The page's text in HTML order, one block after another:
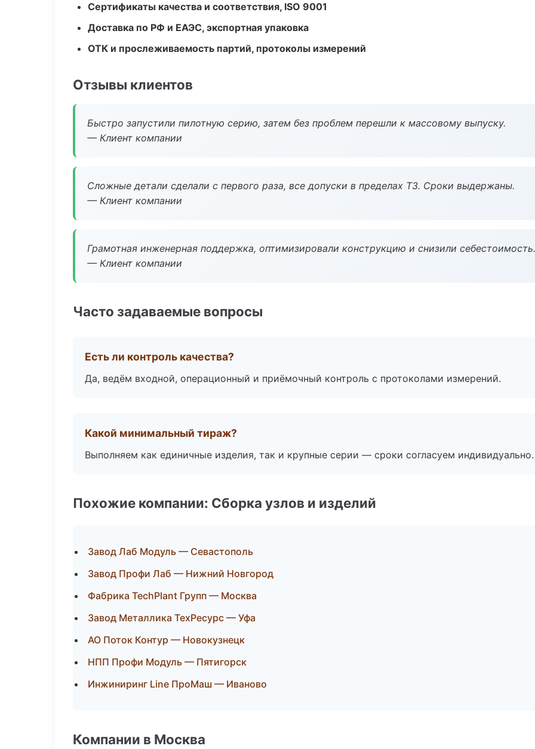
Сертификаты качества и соответствия, ISO 9001
Доставка по РФ и ЕАЭС, экспортная упаковка
ОТК и прослеживаемость партий, протоколы измерений
Отзывы клиентов
Быстро запустили пилотную серию, затем без проблем перешли к массовому выпуску.
— Клиент компании
Сложные детали сделали с первого раза, все допуски в пределах ТЗ. Сроки выдержаны.
— Клиент компании
Грамотная инженерная поддержка, оптимизировали конструкцию и снизили себестоимость.
— Клиент компании
Часто задаваемые вопросы
Есть ли контроль качества?
Да, ведём входной, операционный и приёмочный контроль с протоколами измерений.
Какой минимальный тираж?
Выполняем как единичные изделия, так и крупные серии — сроки согласуем индивидуально.
Похожие компании: Сборка узлов и изделий
Завод Лаб Модуль — Севастополь
Завод Профи Лаб — Нижний Новгород
Фабрика TechPlant Групп — Москва
Завод Металлика ТехРесурс — Уфа
АО Поток Контур — Новокузнецк
НПП Профи Модуль — Пятигорск
Инжиниринг Line ПроМаш — Иваново
Компании в Москва